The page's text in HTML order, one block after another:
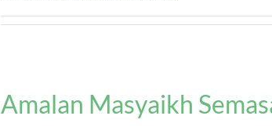
Amalan Masyaikh